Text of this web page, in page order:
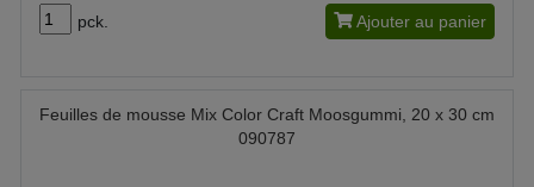
pck. Ajouter au panier
Feuilles de mousse Mix Color Craft Moosgummi, 20 x 30 cm
090787